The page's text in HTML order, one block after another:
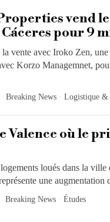
vend
pour 9
la vente avec Iroko Zen,
Korzo Managemnet,
Breaking News · Logistique &
Valence où le
loués dans la ville
une augmentation
Breaking News · Études